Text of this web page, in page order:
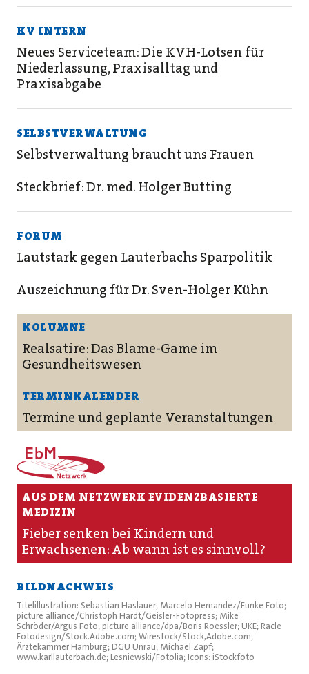
KV INTERN
Neues Serviceteam: Die KVH-Lotsen für
Niederlassung, Praxisalltag und
Praxisabgabe
SELBSTVERWALTUNG
Selbstverwaltung braucht uns Frauen
Steckbrief: Dr. med. Holger Butting
FORUM
Lautstark gegen Lauterbachs Sparpolitik
Auszeichnung für Dr. Sven-Holger Kühn
KOLUMNE
Realsatire: Das Blame-Game im
Gesundheitswesen
TERMINKALENDER
Termine und geplante Veranstaltungen
AUS DEM NETZWERK EVIDENZBASIERTE
MEDIZIN
Fieber senken bei Kindern und
Erwachsenen: Ab wann ist es sinnvoll?
BILDNACHWEIS
Titelillustration: Sebastian Haslauer; Marcelo Hernandez/Funke Foto;
picture alliance/Christoph Hardt/Geisler-Fotopress; Mike
Schröder/Argus Foto; picture alliance/dpa/Boris Roessler; UKE; Racle
Fotodesign/Stock.Adobe.com; Wirestock/Stock,Adobe.com;
Ärztekammer Hamburg; DGU Unrau; Michael Zapf;
www.karllauterbach.de; Lesniewski/Fotolia; Icons: iStockfoto